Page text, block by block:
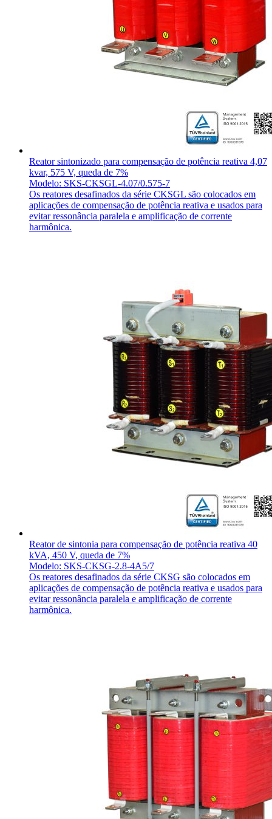
Reator sintonizado para compensação de potência reativa 4,07
kvar, 575 V, queda de 7%
Modelo: SKS-CKSGL-4.07/0.575-7
Os reatores desafinados da série CKSGL são colocados em
aplicações de compensação de potência reativa e usados para
evitar ressonância paralela e amplificação de corrente
harmônica.
Reator de sintonia para compensação de potência reativa 40
kVA, 450 V, queda de 7%
Modelo: SKS-CKSG-2.8-4A5/7
Os reatores desafinados da série CKSG são colocados em
aplicações de compensação de potência reativa e usados para
evitar ressonância paralela e amplificação de corrente
harmônica.